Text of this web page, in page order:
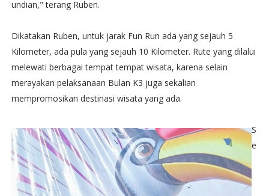
undian," terang Ruben.
Dikatakan Ruben, untuk jarak Fun Run ada yang sejauh 5
Kilometer, ada pula yang sejauh 10 Kilometer. Rute yang dilalui
melewati berbagai tempat tempat wisata, karena selain
merayakan pelaksanaan Bulan K3 juga sekalian
mempromosikan destinasi wisata yang ada.
S
e